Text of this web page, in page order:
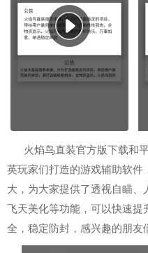
火焰鸟直装官方版下载和
英玩家们打造的游戏辅助软件
大，为大家提供了透视自瞄、
飞天美化等功能，可以快速提
全，稳定防封，感兴趣的朋友